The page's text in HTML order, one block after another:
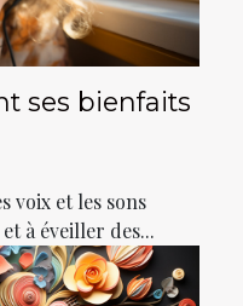
ses bienfaits
voix et les sons
à éveiller des...